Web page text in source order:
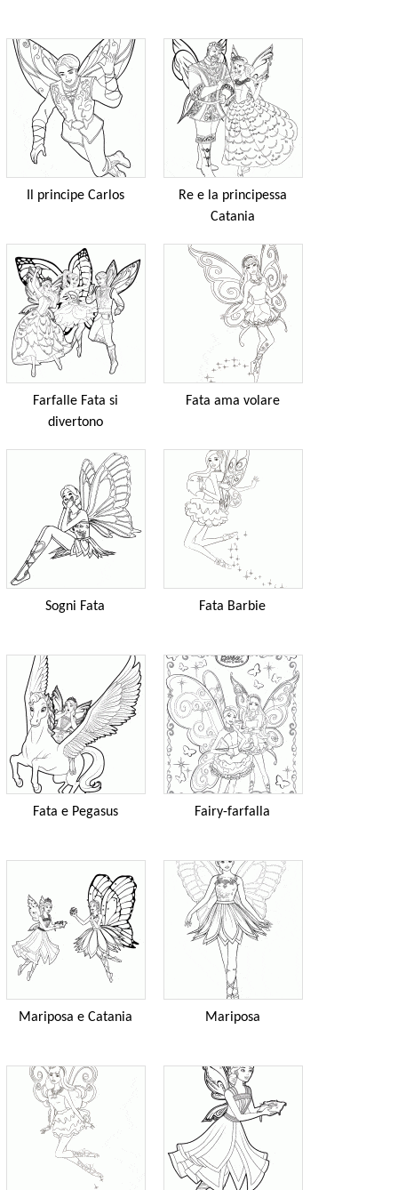
Il principe Carlos
Re e la principessa
Catania
Farfalle Fata si
divertono
Fata ama volare
Sogni Fata Fata Barbie
Fata e Pegasus Fairy-farfalla
Mariposa e Catania Mariposa